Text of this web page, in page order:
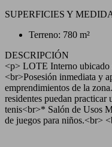
SUPERFICIES Y
Terreno: 780 m²
DESCRIPCIÓN
<p> LOTE Interno ubicado
<br>Posesión inmediata y
emprendimientos de la
residentes puedan
tenis<br>* Salón de Usos
de juegos para niños.<br>